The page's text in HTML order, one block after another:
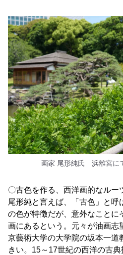
画家 尾形純氏 浜離宮に
〇古色を作る、西洋画的なルー
尾形純と言えば、「古色」と呼
の色が特徴だが、意外なことに
画にあるという。元々が油画志
京藝術大学の大学院の坂本一道
きい。15～17世紀の西洋の古典